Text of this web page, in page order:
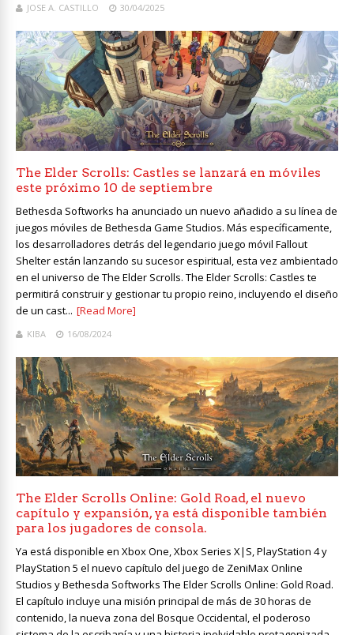
JOSE A. CASTILLO 30/04/2025
The Elder Scrolls: Castles se lanzará en móviles
este próximo 10 de septiembre
Bethesda Softworks ha anunciado un nuevo añadido a su línea de
juegos móviles de Bethesda Game Studios. Más específicamente,
los desarrolladores detrás del legendario juego móvil Fallout
Shelter están lanzando su sucesor espiritual, esta vez ambientado
en el universo de The Elder Scrolls. The Elder Scrolls: Castles te
permitirá construir y gestionar tu propio reino, incluyendo el diseño
de un cast... [Read More]
KIBA 16/08/2024
The Elder Scrolls Online: Gold Road, el nuevo
capítulo y expansión, ya está disponible también
para los jugadores de consola.
Ya está disponible en Xbox One, Xbox Series X|S, PlayStation 4 y
PlayStation 5 el nuevo capítulo del juego de ZeniMax Online
Studios y Bethesda Softworks The Elder Scrolls Online: Gold Road.
El capítulo incluye una misión principal de más de 30 horas de
contenido, la nueva zona del Bosque Occidental, el poderoso